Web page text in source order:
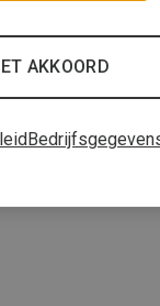
AKKOORD